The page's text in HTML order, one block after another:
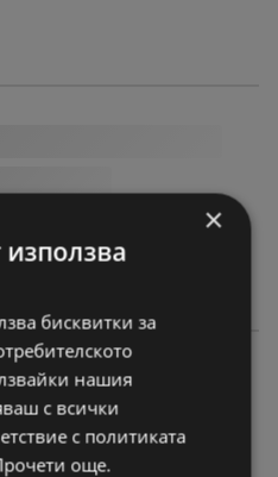
×
използва
бисквитки за
нашия
с всички
с политиката
още.